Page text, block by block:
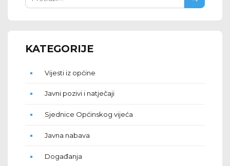
KATEGORIJE
Vijesti iz općine
Javni pozivi i natječaji
Sjednice Općinskog vijeća
Javna nabava
Događanja